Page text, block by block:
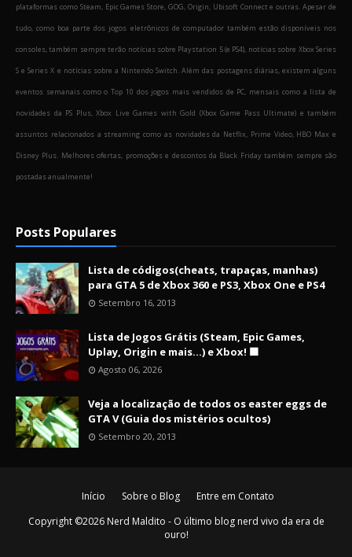
plataformas como Steam, Epic Games Store, GOG, Origin, Ubisoft Connect e outras. Apesar de
tudo, como boa parte dos jogos eletrônicos de computador também estão disponíveis nos
consoles, também sempre terão notícias sobre Playstation 5 (e PS4), notícias sobre Xbox Series
S e Series X e notícias sobre a Nintendo Switch. Além das postagens diárias, existem alguns
eventos semanais como o Top 10 dos jogos mais vendidos de PC, mensais como a lista de
novidades da PS Plus, Xbox Live Games with Gold (Xbox Game Pass Ultimate) e também
assuntos relacionados a streaming como as novidades da Netflix, Prime Video, HBO Max e
Disney Plus. Melhores ofertas, promoções e descontos da Black Friday também sempre são
postadas anualmente!
Posts Populares
Lista de códigos(cheats, trapaças, manhas)
para GTA 5 de Xbox 360 e PS3, Xbox One e PS4
Setembro 16, 2013
Lista de Jogos Grátis (Steam, Epic Games,
Uplay, Origin e mais...) e Xbox! 🟩
Agosto 06, 2026
Veja a localização de todos os easter eggs de
GTA V (Guia dos mistérios ocultos)
Setembro 20, 2013
Início Sobre o Blog
Entre em Contato
Copyright ©2026 Nerd Maldito - O último blog nerd vivo da era de
ouro!